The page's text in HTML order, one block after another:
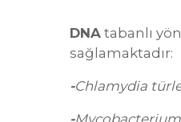
DNA tabanlı
sağlamaktadır:
-Chlamydia
-Mycobacterium